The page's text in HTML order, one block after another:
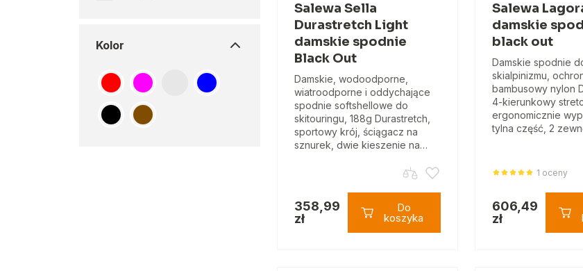
Kolor
Salewa Sella
Durastretch Light
damskie spodnie
Black Out
Damskie, wodoodporne,
wiatroodporne i oddychające
spodnie softshellowe do
skitouringu, 188g Durastretch,
sportowy krój, ściągacz na
sznurek, dwie kieszenie na…
358,99
zł
Do
koszyka
Salewa
damskie
black out
Damskie spodnie
skialpinizmu,
bambusowy nylon
4-kierunkowy
ergonomicznie
tylna część, 2
1 oceny
606,49
zł